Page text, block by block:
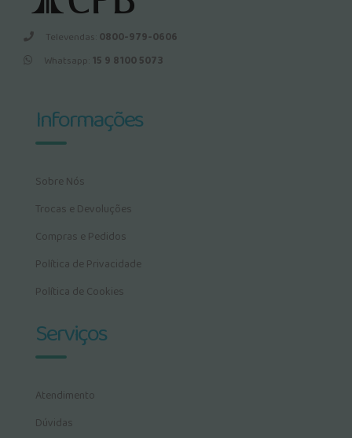
Televendas: 0800-979-0606
Whatsapp: 15 9 8100 5073
Informações
Sobre Nós
Trocas e Devoluções
Compras e Pedidos
Política de Privacidade
Política de Cookies
Serviços
Atendimento
Dúvidas